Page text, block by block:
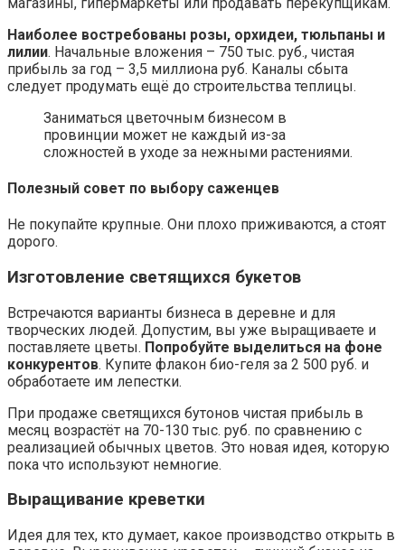
Наиболее востребованы розы, орхидеи, тюльпаны и
лилии. Начальные вложения – 750 тыс. руб., чистая
прибыль за год – 3,5 миллиона руб. Каналы сбыта
следует продумать ещё до строительства теплицы.
Заниматься цветочным бизнесом в
провинции может не каждый из-за
сложностей в уходе за нежными растениями.
Полезный совет по выбору саженцев
Не покупайте крупные. Они плохо приживаются, а стоят
дорого.
Изготовление светящихся букетов
Встречаются варианты бизнеса в деревне и для
творческих людей. Допустим, вы уже выращиваете и
поставляете цветы. Попробуйте выделиться на фоне
конкурентов. Купите флакон био-геля за 2 500 руб. и
обработаете им лепестки.
При продаже светящихся бутонов чистая прибыль в
месяц возрастёт на 70-130 тыс. руб. по сравнению с
реализацией обычных цветов. Это новая идея, которую
пока что используют немногие.
Выращивание креветки
Идея для тех, кто думает, какое производство открыть в